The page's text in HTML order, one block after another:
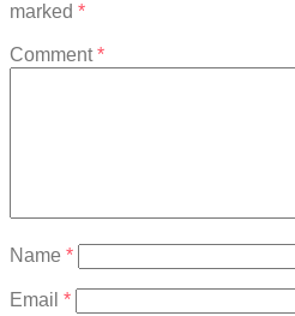
marked *
Comment*
Name *
Email *